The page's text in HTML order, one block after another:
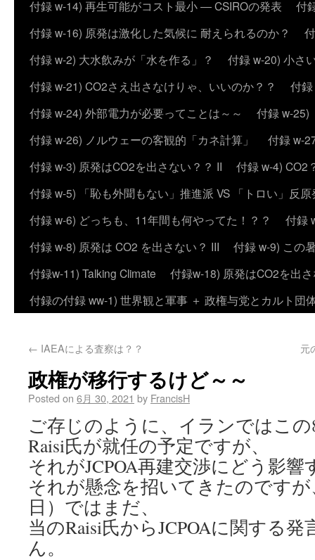
付録 w-14) 再生可能がコスト最小 ― CSIROの発表
付
付録 w-16) 原発は激化した気候に 耐えられるのか？
付録 w-2) 大水飲みが「水を作る」？
付録 w-20) 小さ
付録 w-21) CO2さえ出さなけりゃ、いいのか？？
付
付録 w-24) 外部電力が必要ってことは～～
付録 w-25)
付録 w-26) ノルウェーの客観的「カネ計算」
付録 w-
付録 w-3) 原発はCO2を出さない？？ II
付録 w-4) CO2
付録 w-5) 「恥も外聞もない」推進派 VS 「トロい」反
付録 w-6) どっちも、11年間も何やってた！？？
付録
付録 w-8) 原発は CO2 を出さない？ III
付録 w-9) この
付録w-11) Talking Climate
付録w-18) 原発はCO2を出
付録の付録 ww-1) 世界観と軍事 ＋ 政権与党とカルト団
← IAEAによる査察は？？ 元
政権が移行するけど～～
Posted on 6月 30, 2021 by FrancisH
ご存じのように、イランではこ
Raisi氏が就任の予定ですが、
それがJCPOA再建交渉にどう影響
それが懸念を招いてきたのです
日）ではまだ、
当のRaisi氏からJCPOAに関する
ん。